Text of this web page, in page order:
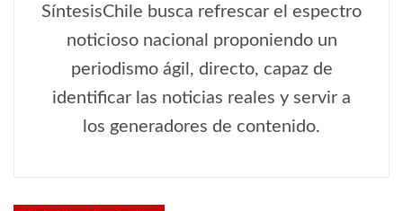
SíntesisChile busca refrescar el espectro
noticioso nacional proponiendo un
periodismo ágil, directo, capaz de
identificar las noticias reales y servir a
los generadores de contenido.